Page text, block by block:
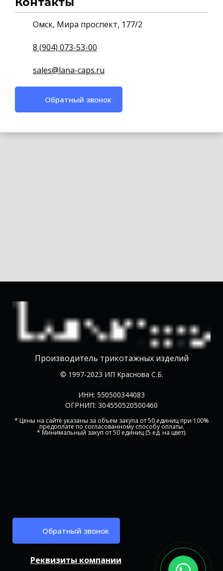
Омск, Мира проспект, 177/2
8 (904) 073-53-00
sales@lana-caps.ru
Обратный звонок
Производитель трикотажных изделий
© 1997-2023 ИП Краснова С.Б.
ИНН: 550500344083
ОГРНИП: 304550520500460
* Цены на сайте указаны за объем закупа от 50 единиц при 100%
предоплате по согласованному способу оплаты.
* Минимальный закуп от 50 единиц (5 ед. на цвет).
Обратный звонок
Реквизиты компании